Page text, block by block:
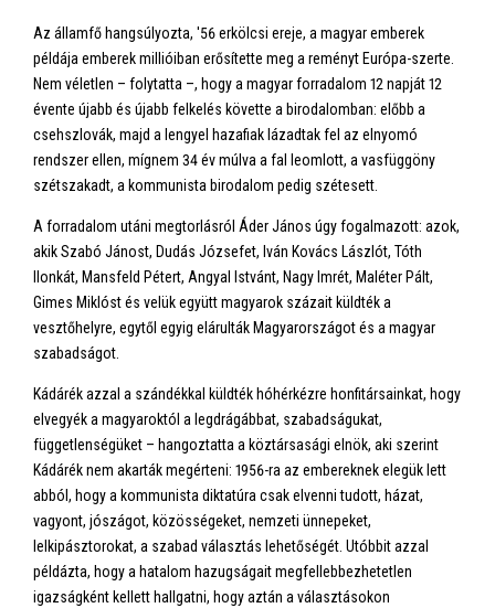
Az államfő hangsúlyozta, '56 erkölcsi ereje, a magyar emberek
példája emberek millióiban erősítette meg a reményt Európa-szerte.
Nem véletlen – folytatta –, hogy a magyar forradalom 12 napját 12
évente újabb és újabb felkelés követte a birodalomban: előbb a
csehszlovák, majd a lengyel hazafiak lázadtak fel az elnyomó
rendszer ellen, mígnem 34 év múlva a fal leomlott, a vasfüggöny
szétszakadt, a kommunista birodalom pedig szétesett.
A forradalom utáni megtorlásról Áder János úgy fogalmazott: azok,
akik Szabó Jánost, Dudás Józsefet, Iván Kovács Lászlót, Tóth
Ilonkát, Mansfeld Pétert, Angyal Istvánt, Nagy Imrét, Maléter Pált,
Gimes Miklóst és velük együtt magyarok százait küldték a
vesztőhelyre, egytől egyig elárulták Magyarországot és a magyar
szabadságot.
Kádárék azzal a szándékkal küldték hóhérkézre honfitársainkat, hogy
elvegyék a magyaroktól a legdrágábbat, szabadságukat,
függetlenségüket – hangoztatta a köztársasági elnök, aki szerint
Kádárék nem akarták megérteni: 1956-ra az embereknek elegük lett
abból, hogy a kommunista diktatúra csak elvenni tudott, házat,
vagyont, jószágot, közösségeket, nemzeti ünnepeket,
lelkipásztorokat, a szabad választás lehetőségét. Utóbbit azzal
példázta, hogy a hatalom hazugságait megfellebbezhetetlen
igazságként kellett hallgatni, hogy aztán a választásokon